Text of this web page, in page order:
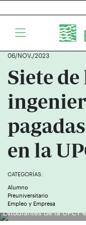
06/NOV./2023
Siete
en la
CATEGORÍAS:
Alumno
Preuniversitario
Empleo y Empresa
Estudiantes de la UPCT